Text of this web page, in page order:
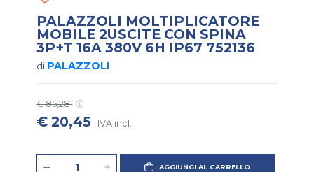
PALAZZOLI MOLTIPLICATORE
MOBILE 2USCITE CON SPINA
3P+T 16A 380V 6H IP67 752136
di PALAZZOLI
€ 85,28
€ 20,45 IVA incl.
AGGIUNGI AL CARRELLO